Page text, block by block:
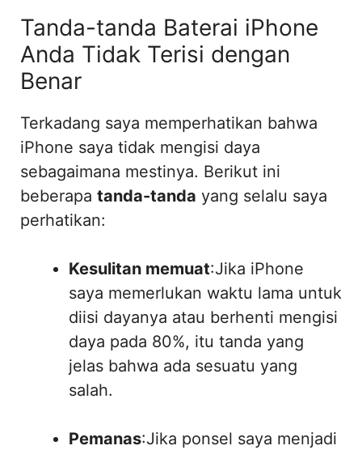
Tanda-tanda Baterai iPhone
Anda Tidak Terisi dengan
Benar
Terkadang saya memperhatikan bahwa
iPhone saya tidak mengisi daya
sebagaimana mestinya. Berikut ini
beberapa tanda-tanda yang selalu saya
perhatikan:
Kesulitan memuat:Jika iPhone
saya memerlukan waktu lama untuk
diisi dayanya atau berhenti mengisi
daya pada 80%, itu tanda yang
jelas bahwa ada sesuatu yang
salah.
Pemanas:Jika ponsel saya menjadi